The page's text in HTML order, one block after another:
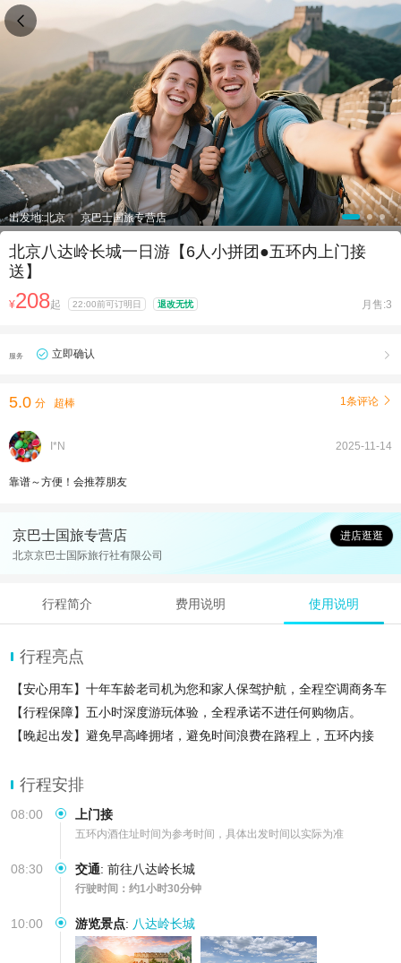
出发地:北京 京巴士国旅专营店
北京八达岭长城一日游【6人小拼团●五环内上门接
送】
¥208起 22:00前可订明日 退改无忧 月售:3
服务 立即确认 
5.0 分 超棒 1条评论 
I*N 2025-11-14
靠谱～方便！会推荐朋友
京巴士国旅专营店
进店逛逛
北京京巴士国际旅行社有限公司
行程简介 费用说明 使用说明
行程亮点
【安心用车】十年车龄老司机为您和家人保驾护航，全程空调商务车
【行程保障】五小时深度游玩体验，全程承诺不进任何购物店。
【晚起出发】避免早高峰拥堵，避免时间浪费在路程上，五环内接
行程安排
08:00 上门接
五环内酒住址时间为参考时间，具体出发时间以实际为准
08:30 交通: 前往八达岭长城
行驶时间：约1小时30分钟
10:00 游览景点: 八达岭长城
